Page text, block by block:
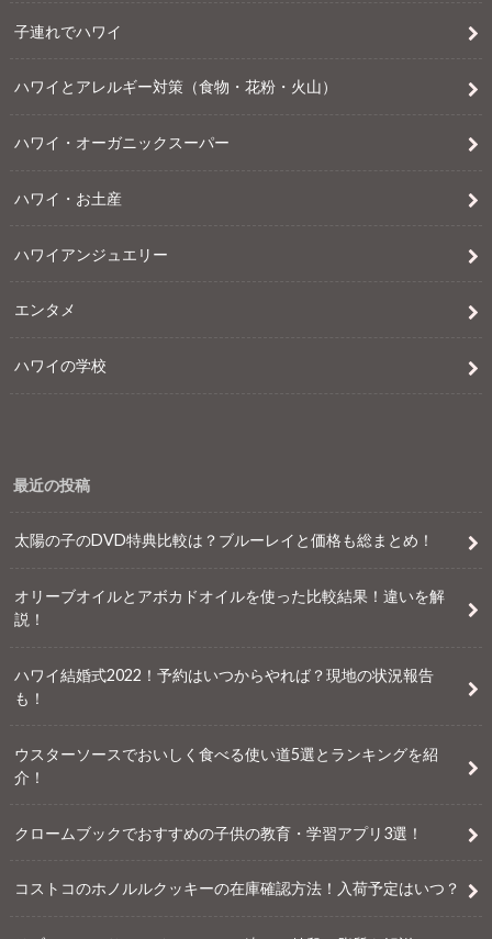
子連れでハワイ
ハワイとアレルギー対策（食物・花粉・火山）
ハワイ・オーガニックスーパー
ハワイ・お土産
ハワイアンジュエリー
エンタメ
ハワイの学校
最近の投稿
太陽の子のDVD特典比較は？ブルーレイと価格も総まとめ！
オリーブオイルとアボカドオイルを使った比較結果！違いを解
説！
ハワイ結婚式2022！予約はいつからやれば？現地の状況報告
も！
ウスターソースでおいしく食べる使い道5選とランキングを紹
介！
クロームブックでおすすめの子供の教育・学習アプリ3選！
コストコのホノルルクッキーの在庫確認方法！入荷予定はいつ？